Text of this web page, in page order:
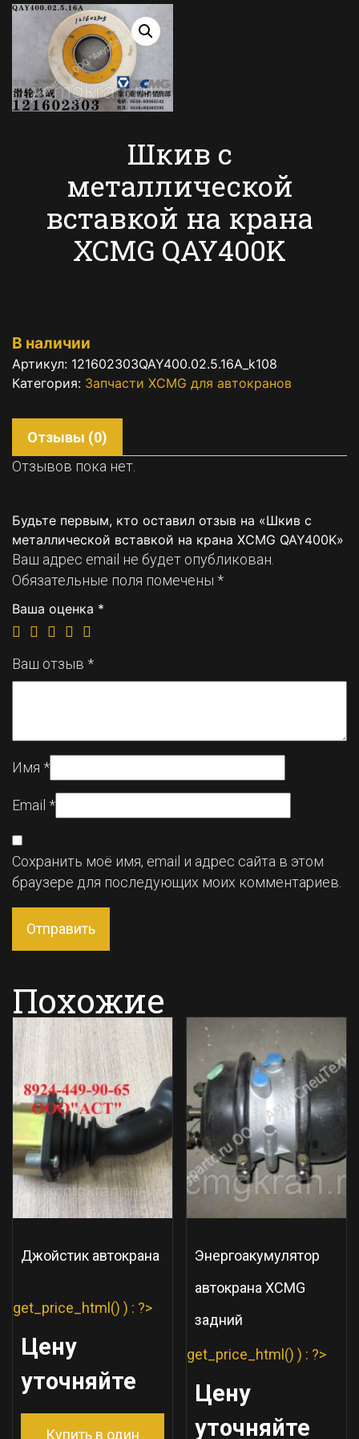
Шкив с
металлической
вставкой на крана
XCMG QAY400K
В наличии
Артикул: 121602303QAY400.02.5.16A_k108
Категория: Запчасти XCMG для автокранов
Отзывы (0)
Отзывов пока нет.
Будьте первым, кто оставил отзыв на «Шкив с
металлической вставкой на крана XCMG QAY400K»
Ваш адрес email не будет опубликован.
Обязательные поля помечены *
Ваша оценка *
Ваш отзыв *
Имя *
Email *
Сохранить моё имя, email и адрес сайта в этом
браузере для последующих моих комментариев.
Похожие
Джойстик автокрана
get_price_html() ) : ?>
Цену
уточняйте
Купить в один
Энергоакумулятор
автокрана XCMG
задний
get_price_html() ) : ?>
Цену
уточняйте